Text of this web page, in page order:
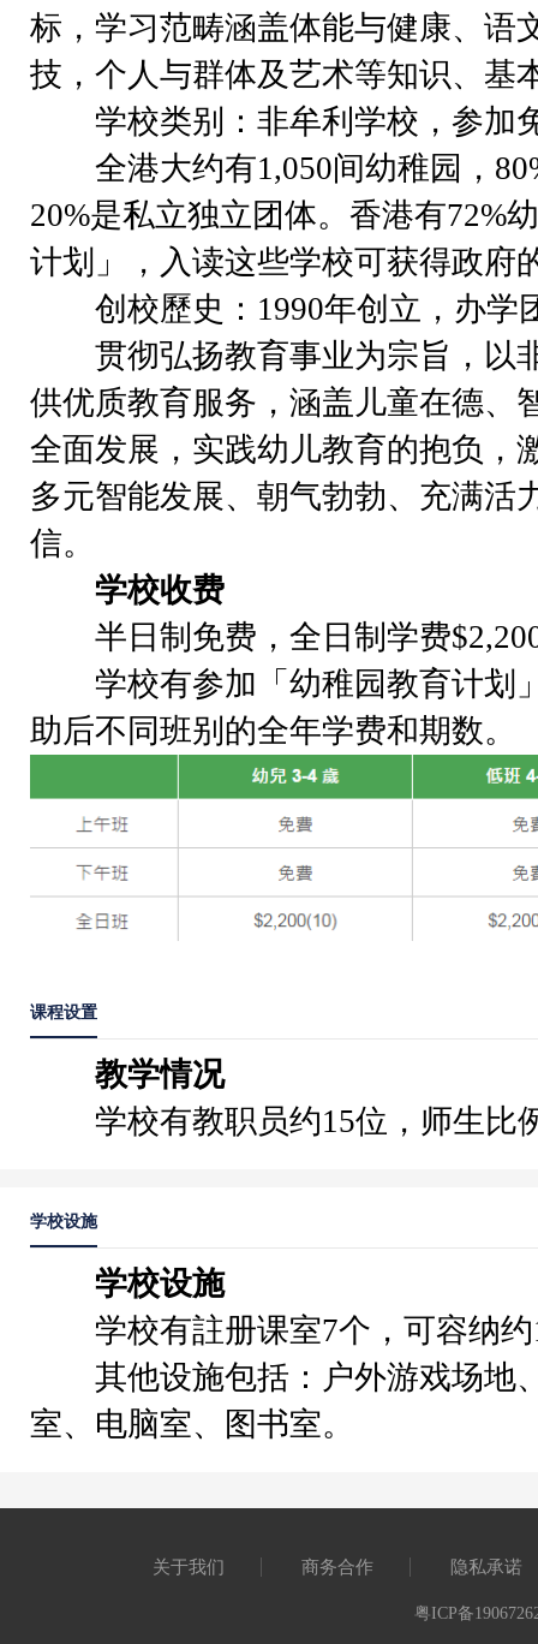
标，学习范畴涵盖体能与健康、语
技，个人与群体及艺术等知识、基
学校类别：非牟利学校，参加
全港大约有1,050间幼稚园，
20%是私立独立团体。香港有72%
计划」，入读这些学校可获得政府
创校歷史：1990年创立，办学
贯彻弘扬教育事业为宗旨，以
供优质教育服务，涵盖儿童在德、
全面发展，实践幼儿教育的抱负，
多元智能发展、朝气勃勃、充满活
信。
学校收费
半日制免费，全日制学费
学校有参加「幼稚园教育计划
助后不同班别的全年学费和期数。
课程设置
教学情况
学校有教职员约15位，师生比
学校设施
学校设施
学校有註册课室7个，可容纳约
其他设施包括：户外游戏场地
室、电脑室、图书室。
关于我们 商务合作 隐私承诺
粤ICP备